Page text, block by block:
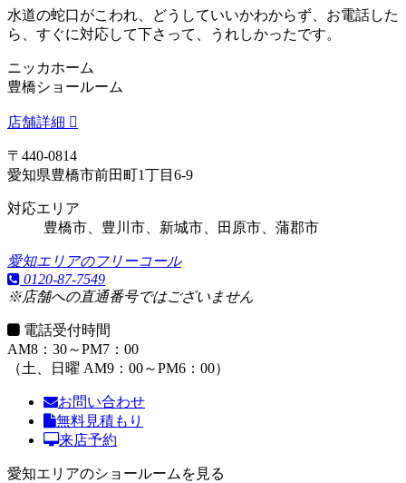
水道の蛇口がこわれ、どうしていいかわからず、お電話した
ら、すぐに対応して下さって、うれしかったです。
ニッカホーム
豊橋ショールーム
店舗詳細
〒440-0814
愛知県豊橋市前田町1丁目6-9
対応エリア
豊橋市、豊川市、新城市、田原市、蒲郡市
愛知エリアのフリーコール
0120-87-7549
※店舗への直通番号ではございません
電話受付時間
AM8：30～PM7：00
（土、日曜 AM9：00～PM6：00）
お問い合わせ
無料見積もり
来店予約
愛知エリアのショールームを見る